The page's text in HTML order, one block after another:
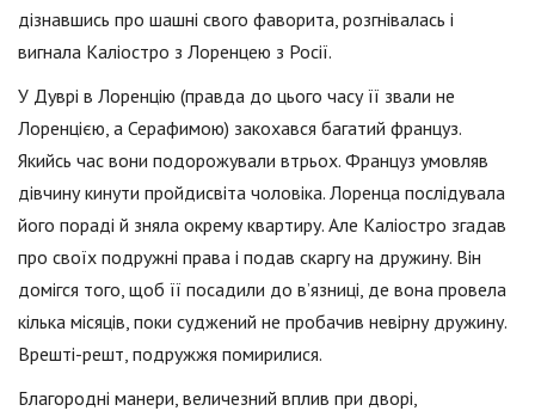
дізнавшись про шашні свого фаворита, розгнівалась і
вигнала Каліостро з Лоренцею з Росії.
У Дуврі в Лоренцію (правда до цього часу її звали не
Лоренцією, а Серафимою) закохався багатий француз.
Якийсь час вони подорожували втрьох. Француз умовляв
дівчину кинути пройдисвіта чоловіка. Лоренца послідувала
його пораді й зняла окрему квартиру. Але Каліостро згадав
про своїх подружні права і подав скаргу на дружину. Він
домігся того, щоб її посадили до в’язниці, де вона провела
кілька місяців, поки суджений не пробачив невірну дружину.
Врешті-решт, подружжя помирилися.
Благородні манери, величезний вплив при дворі,